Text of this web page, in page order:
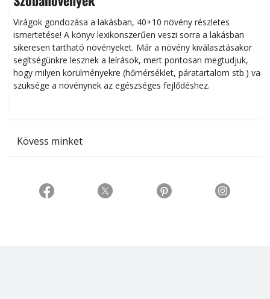
Virágok gondozása a lakásban, 40+10 növény részletes
ismertetése! A könyv lexikonszerűen veszi sorra a lakásban
sikeresen tart­ha­tó növényeket. Már a növény kiválasztásakor
segítségünkre lesznek a leírások, mert pontosan megtudjuk,
hogy milyen körülményekre (hőmérséklet, páratartalom stb.) van
szüksége a növénynek az egészséges fejlődéshez.
Kövess minket